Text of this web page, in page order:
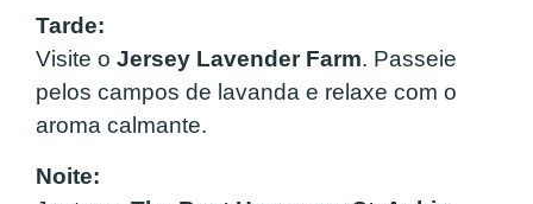
Tarde:
Visite o Jersey Lavender Farm. Passeie
pelos campos de lavanda e relaxe com o
aroma calmante.
Noite: